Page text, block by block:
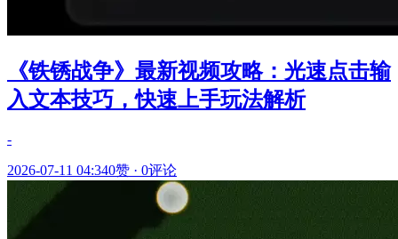
《铁锈战争》最新视频攻略：光速点击输
入文本技巧，快速上手玩法解析
-
2026-07-11 04:340赞 · 0评论